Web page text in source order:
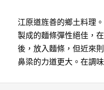
江原道旌善的鄉土料理
製成的麵條彈性絕佳，
後，放入麵條，但近來
鼻梁的力道更大。在調